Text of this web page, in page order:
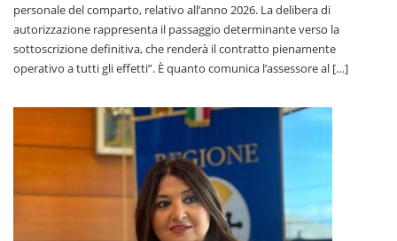
personale del comparto, relativo all’anno 2026. La delibera di
autorizzazione rappresenta il passaggio determinante verso la
sottoscrizione definitiva, che renderà il contratto pienamente
operativo a tutti gli effetti”. È quanto comunica l’assessore al […]